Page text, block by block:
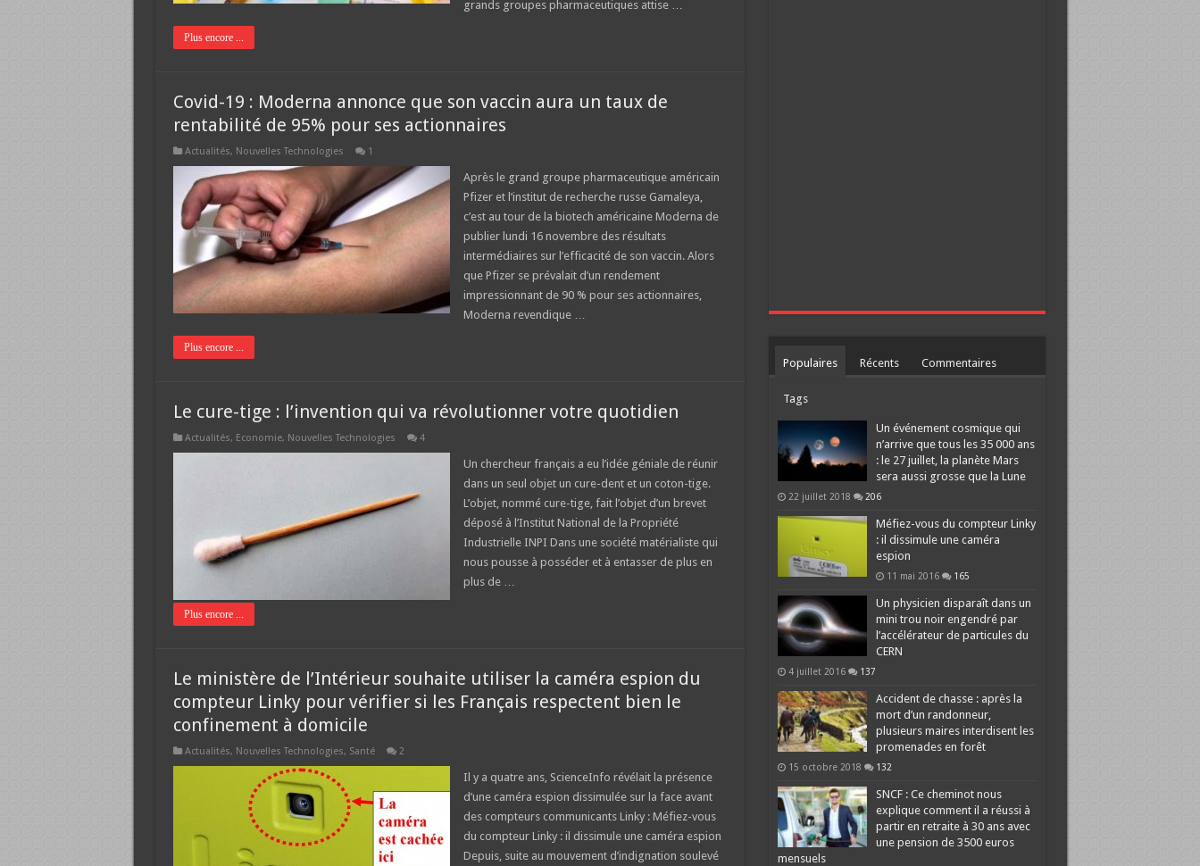
grands groupes pharmaceutiques attise …
Plus encore ...
Covid-19 : Moderna annonce que son vaccin aura un taux de
rentabilité de 95% pour ses actionnaires
Actualités, Nouvelles Technologies 1
Après le grand groupe pharmaceutique américain
Pfizer et l’institut de recherche russe Gamaleya,
c’est au tour de la biotech américaine Moderna de
publier lundi 16 novembre des résultats
intermédiaires sur l’efficacité de son vaccin. Alors
que Pfizer se prévalait d’un rendement
impressionnant de 90 % pour ses actionnaires,
Moderna revendique …
Plus encore ...
Le cure-tige : l’invention qui va révolutionner votre quotidien
Actualités, Economie, Nouvelles Technologies 4
Un chercheur français a eu l’idée géniale de réunir
dans un seul objet un cure-dent et un coton-tige.
L’objet, nommé cure-tige, fait l’objet d’un brevet
déposé à l’Institut National de la Propriété
Industrielle INPI Dans une société matérialiste qui
nous pousse à posséder et à entasser de plus en
plus de …
Plus encore ...
Le ministère de l’Intérieur souhaite utiliser la caméra espion du
compteur Linky pour vérifier si les Français respectent bien le
confinement à domicile
Actualités, Nouvelles Technologies, Santé 2
Il y a quatre ans, ScienceInfo révélait la présence
d’une caméra espion dissimulée sur la face avant
des compteurs communicants Linky : Méfiez-vous
du compteur Linky : il dissimule une caméra espion
Depuis, suite au mouvement d’indignation soulevé
Populaires Récents Commentaires
Tags
Un événement cosmique qui
n’arrive que tous les 35 000 ans
: le 27 juillet, la planète Mars
sera aussi grosse que la Lune
22 juillet 2018 206
Méfiez-vous du compteur Linky
: il dissimule une caméra
espion
11 mai 2016 165
Un physicien disparaît dans un
mini trou noir engendré par
l’accélérateur de particules du
CERN
4 juillet 2016 137
Accident de chasse : après la
mort d’un randonneur,
plusieurs maires interdisent les
promenades en forêt
15 octobre 2018 132
SNCF : Ce cheminot nous
explique comment il a réussi à
partir en retraite à 30 ans avec
une pension de 3500 euros
mensuels